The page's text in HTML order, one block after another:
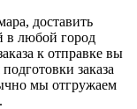
доставить
в любой город
к отправке вы
заказа
мы отгружаем